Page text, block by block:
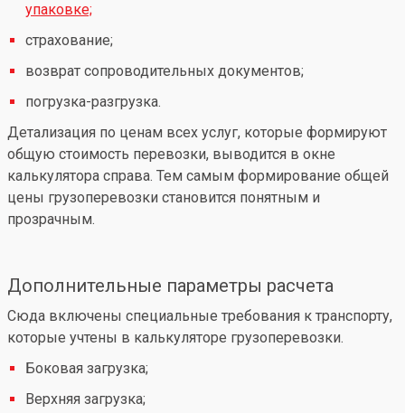
упаковке;
страхование;
возврат сопроводительных документов;
погрузка-разгрузка.
Детализация по ценам всех услуг, которые формируют
общую стоимость перевозки, выводится в окне
калькулятора справа. Тем самым формирование общей
цены грузоперевозки становится понятным и
прозрачным.
Дополнительные параметры расчета
Сюда включены специальные требования к транспорту,
которые учтены в калькуляторе грузоперевозки.
Боковая загрузка;
Верхняя загрузка;